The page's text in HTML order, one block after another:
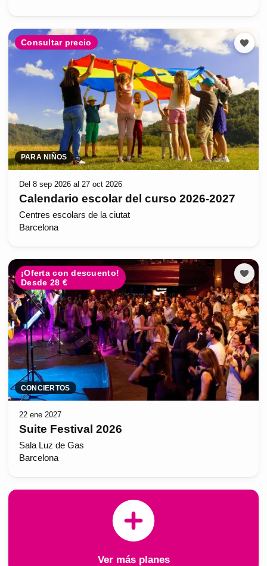
Consultar precio
PARA NIÑOS
Del 8 sep 2026 al 27 oct 2026
Calendario escolar del curso 2026-2027
Centres escolars de la ciutat
Barcelona
¡Oferta con descuento!
Desde 28 €
CONCIERTOS
22 ene 2027
Suite Festival 2026
Sala Luz de Gas
Barcelona
Ver más planes